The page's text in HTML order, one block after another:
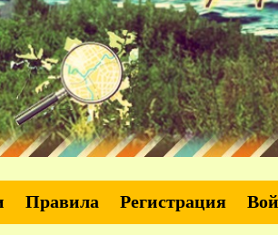
Правила Регистрация